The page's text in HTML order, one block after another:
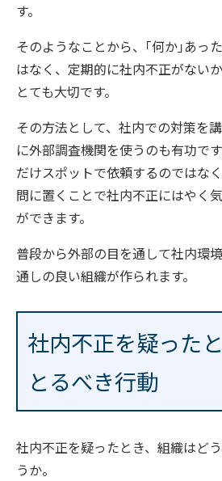
す。
そのようなことから、｢何か｣あっ
はなく、定期的に社内不正がない
とても大切です。
その方法として、社内での対策を
に外部調査機関を使うのも有功で
だけスポットで依頼するのではな
問に置くことで社内不正にはやく
ができます。
普段から外部の目を通して社内環
通しの良い組織が作られます。
社内不正を疑った
とるべき行動
社内不正を疑ったとき、組織はど
うか。